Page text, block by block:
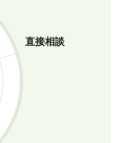
直接相談